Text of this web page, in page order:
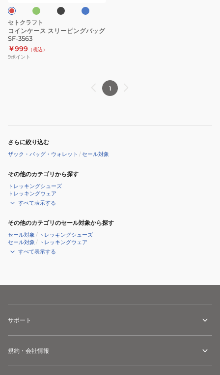
ー
ピ
ン
グ
バ
セトクラフト
コインケース スリーピングバッグ
SF-3563
￥999 （税込）
9ポイント
1
さらに絞り込む
ザック・バッグ・ウォレット /セール対象
その他のカテゴリから探す
トレッキングシューズ
トレッキングウェア
すべて表示する
その他のカテゴリのセール対象から探す
セール対象 / トレッキングシューズ
セール対象 / トレッキングウェア
すべて表示する
サポート
規約・会社情報